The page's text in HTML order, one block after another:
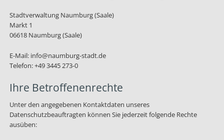
Stadtverwaltung Naumburg (Saale)
Markt 1
06618 Naumburg (Saale)
E-Mail: info@naumburg-stadt.de
Telefon: +49 3445 273-0
Ihre Betroffenenrechte
Unter den angegebenen Kontaktdaten unseres
Datenschutzbeauftragten können Sie jederzeit folgende Rechte
ausüben: